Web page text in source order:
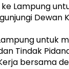
Lampung
Dewan
untuk
Tindak
bersama